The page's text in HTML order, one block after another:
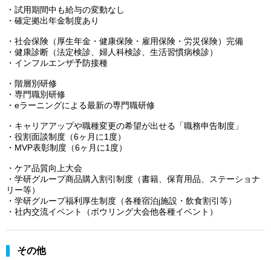
・試用期間中も給与の変動なし
・確定拠出年金制度あり
・社会保険（厚生年金・健康保険・雇用保険・労災保険）完備
・健康診断（法定検診、婦人科検診、生活習慣病検診）
・インフルエンザ予防接種
・階層別研修
・専門職別研修
・eラーニングによる最新の専門職研修
・キャリアアップや職種変更の希望が出せる「職務申告制度」
・役割面談制度（6ヶ月に1度）
・MVP表彰制度（6ヶ月に1度）
・ケア品質向上大会
・学研グループ商品購入割引制度（書籍、保育用品、ステーショナ
リー等）
・学研グループ福利厚生制度（各種宿泊j施設・飲食割引等）
・社内交流イベント（ボウリング大会他各種イベント）
その他